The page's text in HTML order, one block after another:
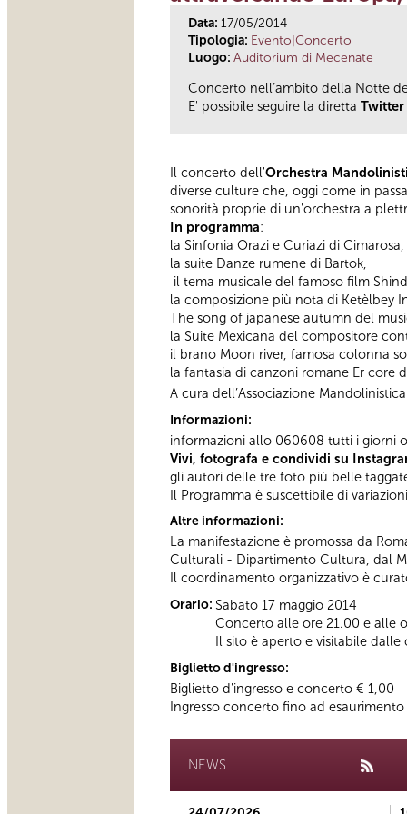
Data: 17/05/2014
Tipologia: Evento|Concerto
Luogo: Auditorium di Mecenate
Concerto nell’ambito della Notte
E' possibile seguire la diretta Twitter
Il concerto dell'Orchestra
diverse culture che, oggi come in
sonorità proprie di un'orchestra a
In programma:
la Sinfonia Orazi e Curiazi di Cimarosa,
la suite Danze rumene di Bartok,
il tema musicale del famoso film
la composizione più nota di Ketèlbey
The song of japanese autumn del
la Suite Mexicana del compositore
il brano Moon river, famosa colonna
la fantasia di canzoni romane Er core
A cura dell’Associazione
Informazioni:
informazioni allo 060608 tutti i giorni
Vivi, fotografa e condividi su
gli autori delle tre foto più belle
Il Programma è suscettibile di variazioni
Altre informazioni:
La manifestazione è promossa da
Culturali - Dipartimento Cultura, dal
Il coordinamento organizzativo è
Orario: Sabato 17 maggio 2014
Concerto alle ore 21.00 e alle
Il sito è aperto e visitabile
Biglietto d'ingresso:
Biglietto d'ingresso e concerto € 1,00
Ingresso concerto fino ad
NEWS